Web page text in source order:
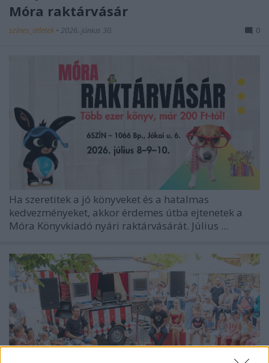
Móra raktárvásár
színes_ötletek • 2026. június 30. 0
Ha szeretitek a jó könyveket és a hatalmas
kedvezményeket, akkor érdemes útba ejtenetek a
Móra Könyvkiadó nyári raktárvásárát. Július ...